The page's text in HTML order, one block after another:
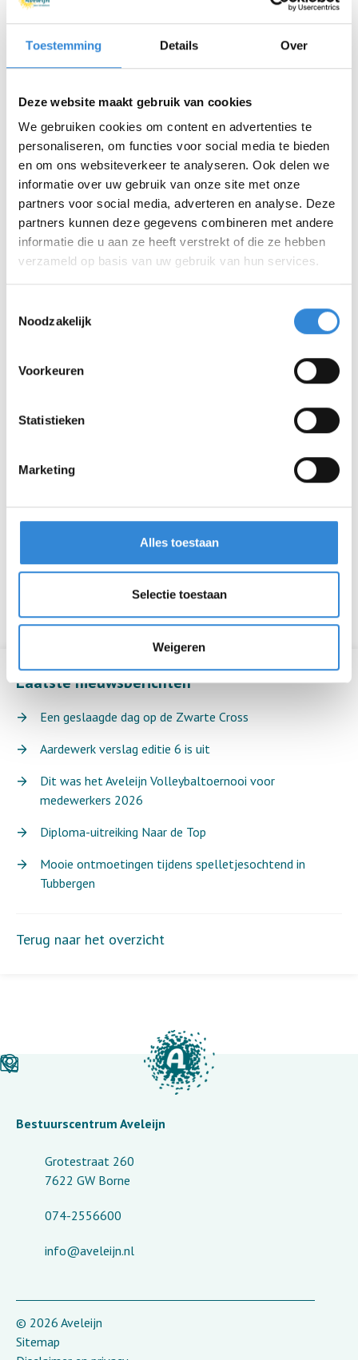
Toestemming Details Over
Deze website maakt gebruik van cookies
We gebruiken cookies om content en advertenties te
personaliseren, om functies voor social media te bieden
en om ons websiteverkeer te analyseren. Ook delen we
informatie over uw gebruik van onze site met onze
partners voor social media, adverteren en analyse. Deze
partners kunnen deze gegevens combineren met andere
informatie die u aan ze heeft verstrekt of die ze hebben
verzameld op basis van uw gebruik van hun services.
Noodzakelijk
Voorkeuren
Statistieken
Marketing
Alles toestaan
Selectie toestaan
Weigeren
Laatste nieuwsberichten
Een geslaagde dag op de Zwarte Cross
Aardewerk verslag editie 6 is uit
Dit was het Aveleijn Volleybaltoernooi voor
medewerkers 2026
Diploma-uitreiking Naar de Top
Mooie ontmoetingen tijdens spelletjesochtend in
Tubbergen
Terug naar het overzicht
veel gerichter dan met een tuinslang. Giet hierbij niet
aarde.
planten in de tuin het beste water kan geven
wanneer de zon nog niet volop schijnt? Dan heeft
het water namelijk tijd om in de grond te trekken en
verdampt het minder snel.
Benieuwd naar meer tips?Klik dan op deze link!
Hoe besparen jullie water?
Bestuurscentrum Aveleijn
Grotestraat 260
7622 GW Borne
074-2556600
info@aveleijn.nl
© 2026 Aveleijn
Sitemap